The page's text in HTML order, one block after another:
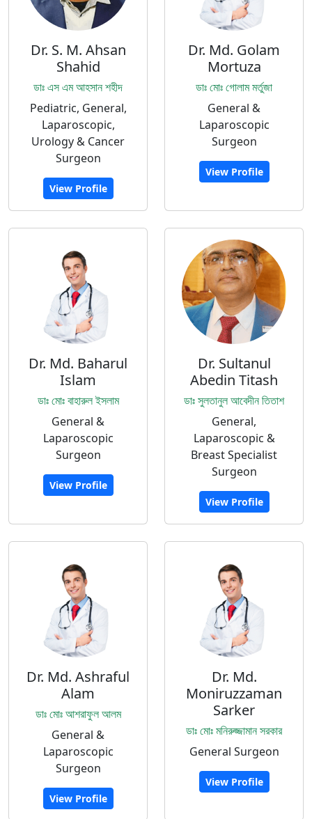
Dr. S. M. Ahsan
Shahid
ডাঃ এস এম আহসান শহীদ
Pediatric, General,
Laparoscopic,
Urology & Cancer
Surgeon
View Profile
Dr. Md. Golam
Mortuza
ডাঃ মোঃ গোলাম মর্তুজা
General &
Laparoscopic
Surgeon
View Profile
Dr. Md. Baharul
Islam
ডাঃ মোঃ বাহারুল ইসলাম
General &
Laparoscopic
Surgeon
View Profile
Dr. Sultanul
Abedin Titash
ডাঃ সুলতানুল আবেদীন তিতাশ
General,
Laparoscopic &
Breast Specialist
Surgeon
View Profile
Dr. Md. Ashraful
Alam
ডাঃ মোঃ আশরাফুল আলম
General &
Laparoscopic
Surgeon
View Profile
Dr. Md.
Moniruzzaman
Sarker
ডাঃ মোঃ মনিরুজ্জামান সরকার
General Surgeon
View Profile